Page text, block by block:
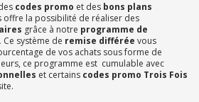
codes promo et des bons plans
offre la possibilité de réaliser des
grâce à notre programme de
Ce système de remise différée vous
de vos achats sous forme de
ce programme est cumulable avec
et certains codes promo Trois Fois